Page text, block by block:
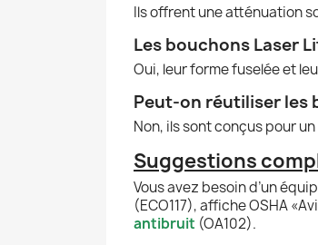
Ils offrent une atténuation
Les bouchons Laser
Oui, leur forme fuselée et
Peut-on réutiliser les
Non, ils sont conçus pour
Suggestions
Vous avez besoin d’un
(ECO117), affiche OSHA
antibruit (OA102).